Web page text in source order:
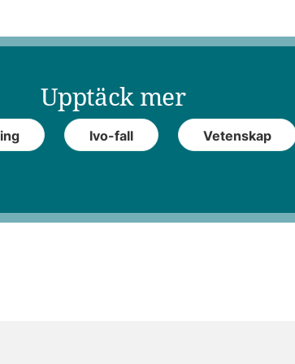
Upptäck mer
Ivo-fall Vetenskap